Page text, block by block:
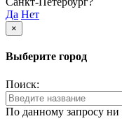
Да Нет
×
Выберите город
Поиск:
По данному запросу ни